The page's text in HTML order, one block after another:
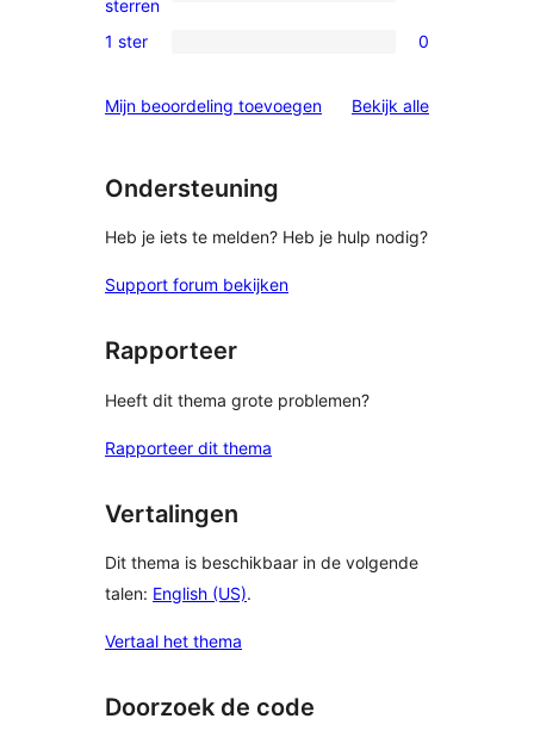
2
beoordeling
sterren
0
sterren
1 ster 0
Mijn beoordeling toevoegen Bekijk alle
Ondersteuning
Heb je iets te melden? Heb je hulp nodig?
Support forum bekijken
Rapporteer
Heeft dit thema grote problemen?
Rapporteer dit thema
Vertalingen
Dit thema is beschikbaar in de volgende
talen: English (US).
Vertaal het thema
Doorzoek de code